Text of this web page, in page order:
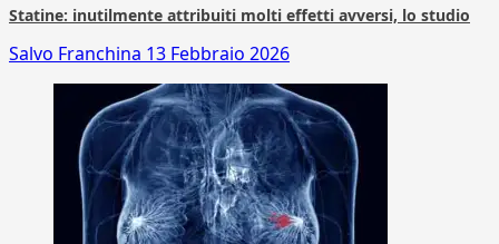
Statine: inutilmente attribuiti molti effetti avversi, lo studio
Salvo Franchina 13 Febbraio 2026